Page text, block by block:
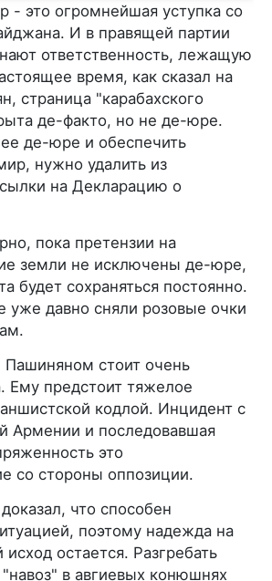
- это огромнейшая уступка со
И в правящей партии
ответственность, лежащую
время, как сказал на
страница "карабахского
де-факто, но не де-юре.
де-юре и обеспечить
нужно удалить из
на Декларацию о
пока претензии на
земли не исключены де-юре,
будет сохраняться постоянно.
уже давно сняли розовые очки
стоит очень
Ему предстоит тяжелое
кодлой. Инцидент с
Армении и последовавшая
это
со стороны оппозиции.
что способен
поэтому надежда на
остается. Разгребать
в авгиевых конюшнях